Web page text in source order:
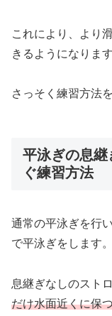
これにより、より
きるようになります
さっそく練習方法
平泳ぎの息
ぐ練習方法
通常の平泳ぎを行
で平泳ぎをします。
息継ぎなしのスト
だけ水面近くに保